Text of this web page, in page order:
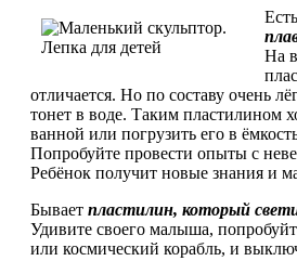
На
отличается. Но по составу очень
тонет в воде. Таким пластилином
ванной или погрузить его в
Попробуйте провести опыты с
Ребёнок получит новые знания и
Бывает пластилин, который
Удивите своего малыша,
или космический корабль, и